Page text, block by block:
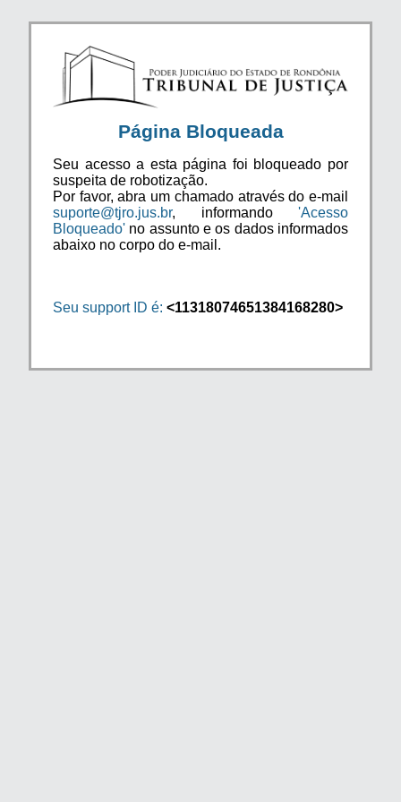
Página Bloqueada
Seu acesso a esta página foi bloqueado por
suspeita de robotização.
Por favor, abra um chamado através do e-mail
suporte@tjro.jus.br, informando 'Acesso
Bloqueado' no assunto e os dados informados
abaixo no corpo do e-mail.
Seu support ID é: <11318074651384168280>